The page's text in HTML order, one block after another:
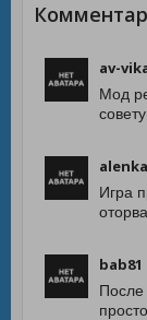
av-
Мод
Игра
bab81
После